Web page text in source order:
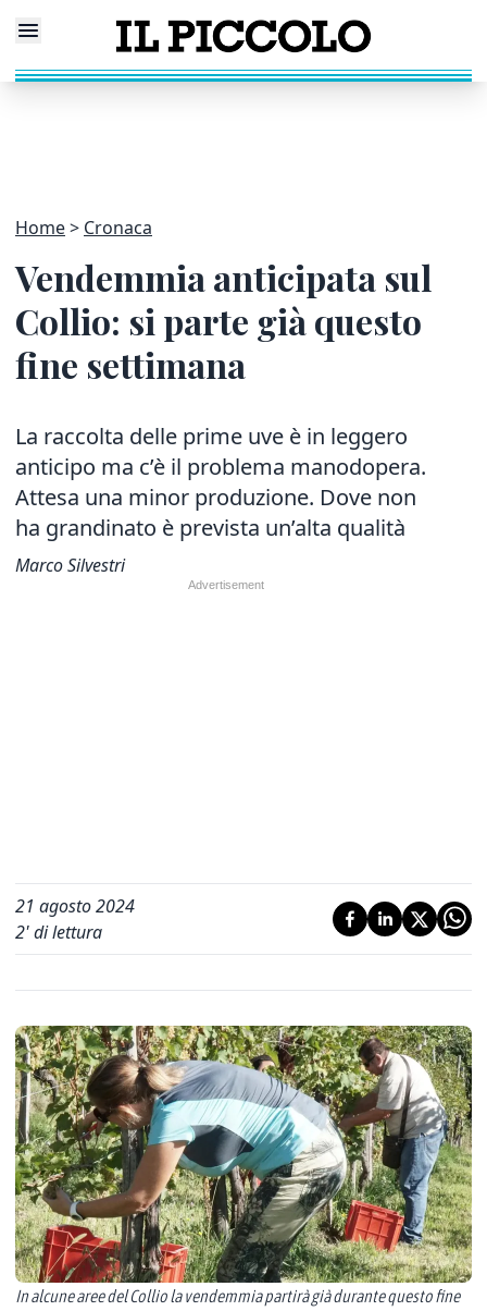
Home Cronaca
Vendemmia anticipata sul
Collio: si parte già questo
fine settimana
La raccolta delle prime uve è in leggero
anticipo ma c’è il problema manodopera.
Attesa una minor produzione. Dove non
ha grandinato è prevista un’alta qualità
Marco Silvestri
21 agosto 2024
2' di lettura
In alcune aree del Collio la vendemmia partirà già durante questo fine